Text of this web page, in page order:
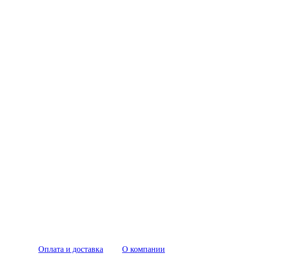
Оплата и доставка
О компании